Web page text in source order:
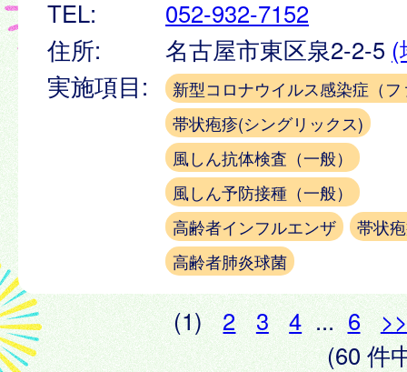
TEL:
052-932-7152
住所:
名古屋市東区泉2-2-5 (
実施項目:
新型コロナウイルス感染症（
帯状疱疹(シングリックス)
風しん抗体検査（一般）
風しん予防接種（一般）
高齢者インフルエンザ
帯状
高齢者肺炎球菌
(1) 2 3 4 ... 6
>>
(60 件